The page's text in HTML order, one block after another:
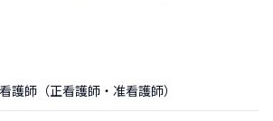
看護師（正看護師・准看護師）